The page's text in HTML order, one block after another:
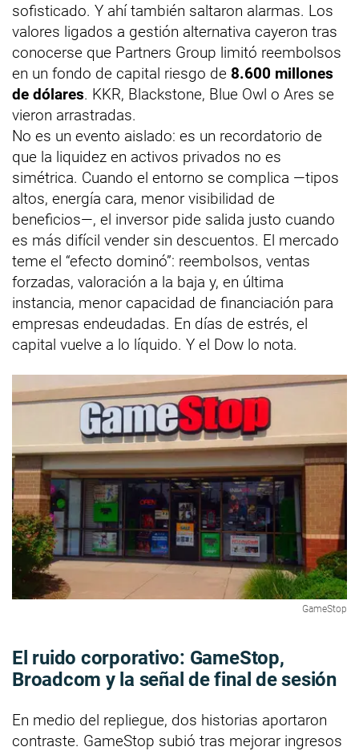
sofisticado. Y ahí también saltaron alarmas. Los
valores ligados a gestión alternativa cayeron tras
conocerse que Partners Group limitó reembolsos
en un fondo de capital riesgo de 8.600 millones
de dólares. KKR, Blackstone, Blue Owl o Ares se
vieron arrastradas.
No es un evento aislado: es un recordatorio de
que la liquidez en activos privados no es
simétrica. Cuando el entorno se complica —tipos
altos, energía cara, menor visibilidad de
beneficios—, el inversor pide salida justo cuando
es más difícil vender sin descuentos. El mercado
teme el “efecto dominó”: reembolsos, ventas
forzadas, valoración a la baja y, en última
instancia, menor capacidad de financiación para
empresas endeudadas. En días de estrés, el
capital vuelve a lo líquido. Y el Dow lo nota.
GameStop
El ruido corporativo: GameStop,
Broadcom y la señal de final de sesión
En medio del repliegue, dos historias aportaron
contraste. GameStop subió tras mejorar ingresos